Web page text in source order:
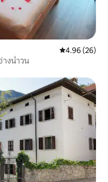
คะแนนเฉลี่ย
4.96 (26)
างน้ำวน